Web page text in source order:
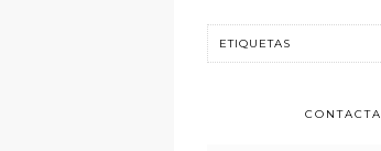
CONTACTA